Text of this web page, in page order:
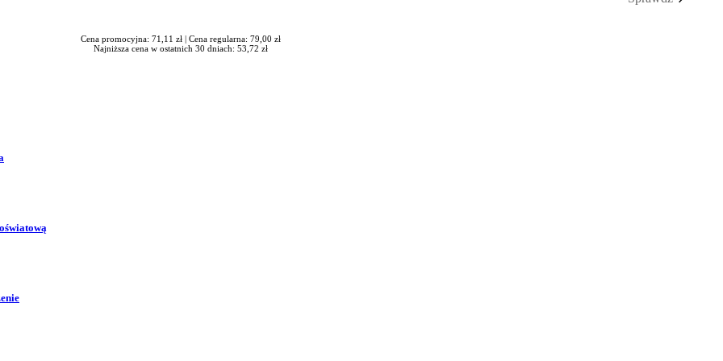
Cena promocyjna: 71,11 zł | Cena regularna: 79,00 zł
Najniższa cena w ostatnich 30 dniach: 53,72 zł